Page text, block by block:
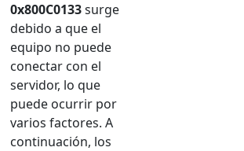
0x800C0133surge
debido a que el
equipo no puede
conectar con el
servidor, lo que
puede ocurrir por
varios factores. A
continuación, los